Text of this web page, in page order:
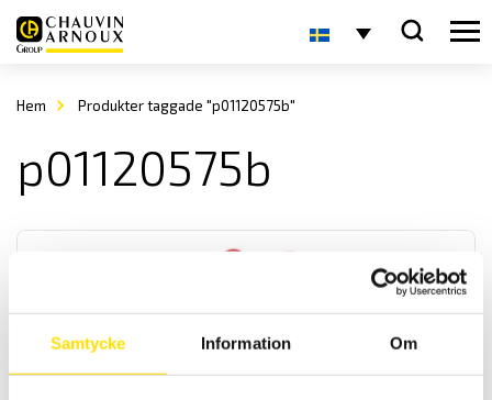
Samtycke Information Om
Hem Produkter taggade "p01120575b"
p01120575b